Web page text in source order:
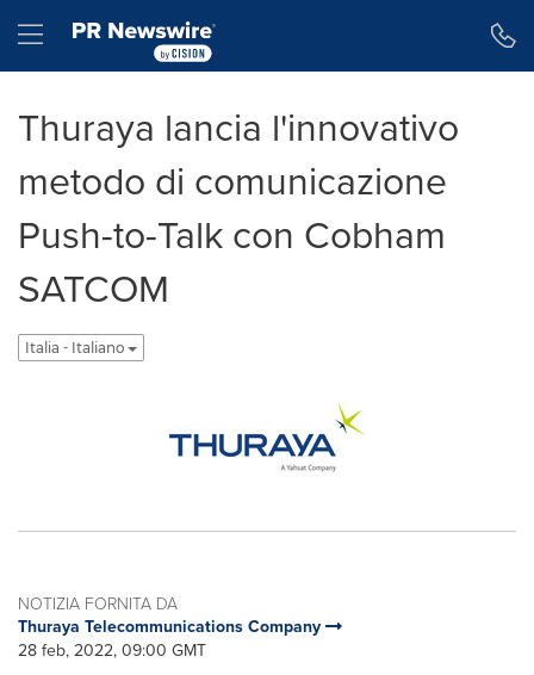
Hamburger menu
Thuraya lancia l'innovativo
metodo di comunicazione
Push-to-Talk con Cobham
SATCOM
Italia - Italiano
NOTIZIA FORNITA DA
Thuraya Telecommunications Company
28 feb, 2022, 09:00 GMT